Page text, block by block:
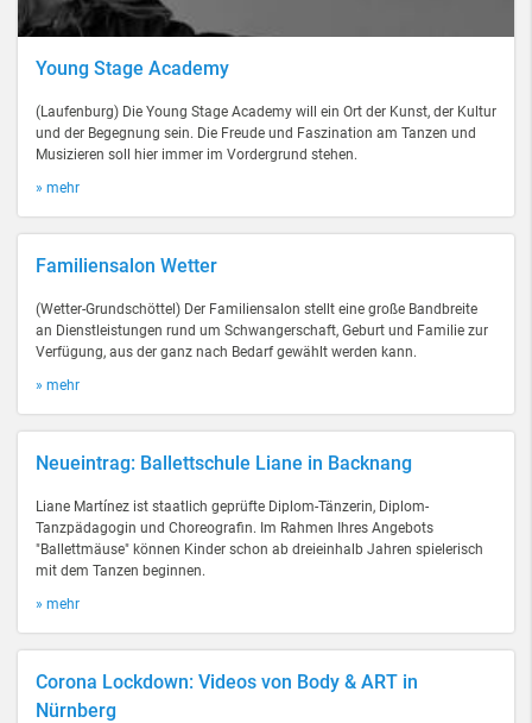
Young Stage Academy
(Laufenburg) Die Young Stage Academy will ein Ort der Kunst, der Kultur
und der Begegnung sein. Die Freude und Faszination am Tanzen und
Musizieren soll hier immer im Vordergrund stehen.
» mehr
Familiensalon Wetter
(Wetter-Grundschöttel) Der Familiensalon stellt eine große Bandbreite
an Dienstleistungen rund um Schwangerschaft, Geburt und Familie zur
Verfügung, aus der ganz nach Bedarf gewählt werden kann.
» mehr
Neueintrag: Ballettschule Liane in Backnang
Liane Martínez ist staatlich geprüfte Diplom-Tänzerin, Diplom-
Tanzpädagogin und Choreografin. Im Rahmen Ihres Angebots
"Ballettmäuse" können Kinder schon ab dreieinhalb Jahren spielerisch
mit dem Tanzen beginnen.
» mehr
Corona Lockdown: Videos von Body & ART in
Nürnberg